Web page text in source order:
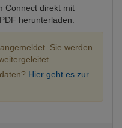
Connect direkt mit
herunterladen.
Sie werden
Hier geht es zur